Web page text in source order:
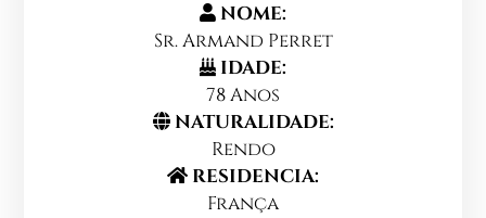
NOME:
Sr. Armand Perret
IDADE:
78 Anos
NATURALIDADE:
Rendo
RESIDENCIA:
França